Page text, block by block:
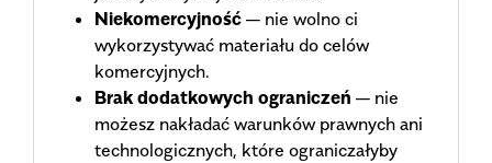
Niekomercyjność — nie wolno ci
wykorzystywać materiału do celów
komercyjnych.
Brak dodatkowych ograniczeń — nie
możesz nakładać warunków prawnych ani
technologicznych, które ograniczałyby